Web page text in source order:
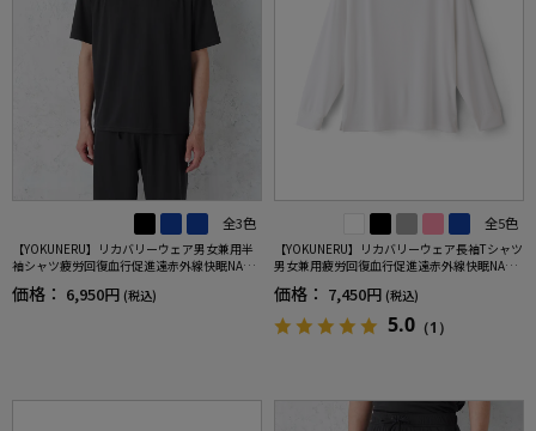
全3色
【YOKUNERU】リカバリーウェア男女兼用半
袖シャツ疲労回復血行促進遠赤外線快眠NANO
MIX(R)【一般医療機器】SS～LLサイズ
価格： 6,950円 (税込)
全5色
【YOKUNERU】リカバリーウェア長袖Tシャツ
男女兼用疲労回復血行促進遠赤外線快眠NANO
MIX(R)【一般医療機器】SS～LLサイズ
価格： 7,450円 (税込)
5.0 （1）